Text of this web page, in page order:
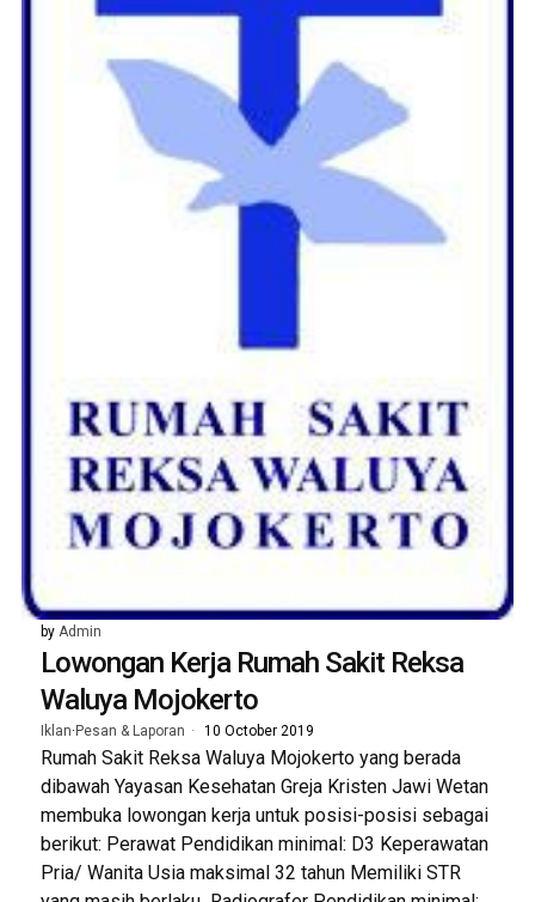
byAdmin
Lowongan Kerja Rumah Sakit Reksa
Waluya Mojokerto
Iklan· Pesan & Laporan 10 October 2019
Rumah Sakit Reksa Waluya Mojokerto yang berada
dibawah Yayasan Kesehatan Greja Kristen Jawi Wetan
membuka lowongan kerja untuk posisi-posisi sebagai
berikut: Perawat Pendidikan minimal: D3 Keperawatan
Pria/ Wanita Usia maksimal 32 tahun Memiliki STR